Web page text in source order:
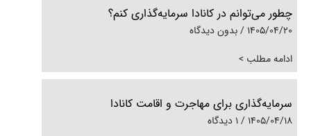
چطور می‌توانم در کانادا سرمایه‌گذاری کنم؟
1405/04/20
بدون دیدگاه
ادامه مطلب >
سرمایه‌گذاری برای مهاجرت و اقامت کانادا
1405/04/18
1 دیدگاه